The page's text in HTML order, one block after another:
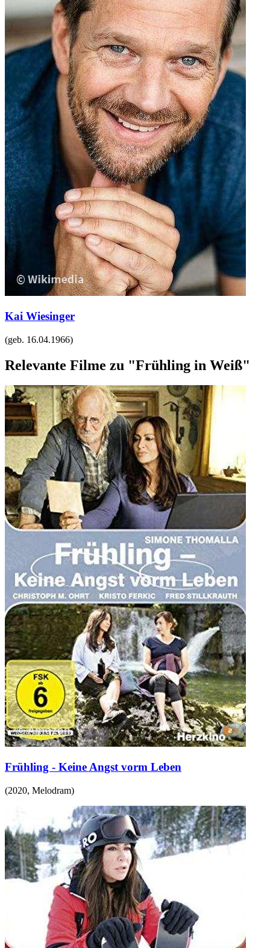
Kai Wiesinger
(geb. 16.04.1966)
Relevante Filme zu "Frühling in Weiß"
Frühling - Keine Angst vorm Leben
(2020, Melodram)